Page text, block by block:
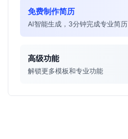
免费制作简历
AI智能生成，3分钟完成专业简历
高级功能
解锁更多模板和专业功能